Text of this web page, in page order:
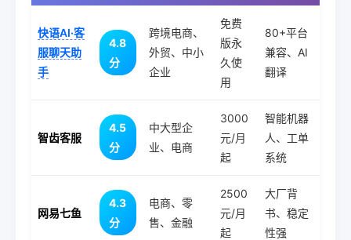
快语AI·客
服聊天助
手
4.8
分
跨境电商、
外贸、中小
企业
免费
版永
久使
用
80+平台
兼容、AI
翻译
智齿客服
4.5
分
中大型企
业、电商
3000
元/月
起
智能机器
人、工单
系统
网易七鱼
4.3
分
电商、零
售、金融
2500
元/月
起
大厂背
书、稳定
性强